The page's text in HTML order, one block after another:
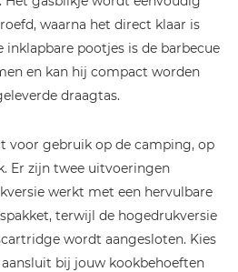
waarna het direct klaar is
inklapbare pootjes is de barbecue
en kan hij compact worden
draagtas.
voor gebruik op de camping, op
Er zijn twee uitvoeringen
werkt met een hervulbare
terwijl de hogedrukversie
wordt aangesloten. Kies
bij jouw kookbehoeften